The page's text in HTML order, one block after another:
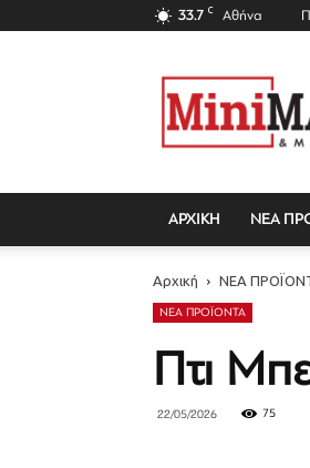
33.7 C Αθήνα
Mini
Market
Magazine
ΑΡΧΙΚΗ ΝΕΑ
Αρχική ΝΕΑ
ΝΕΑ ΠΡΟΪΟΝΤΑ
Πτι
22/05/2026 75